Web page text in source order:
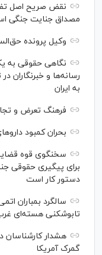
نقض صریح اصل
مصداق جنایت جنگی
وکیل پرونده
نگاهی حقوقی به
رسانه‌ها و خبرنگاران
به ایران
فرهنگ تعرض و
بحران کمبود
سخنگوی قوه
برای پیگیری حقوقی
دستور کار است
سالگرد بمباران
تابوشکنی هسته‌ای
هشدار کارشناسان
گمرک آمریکا